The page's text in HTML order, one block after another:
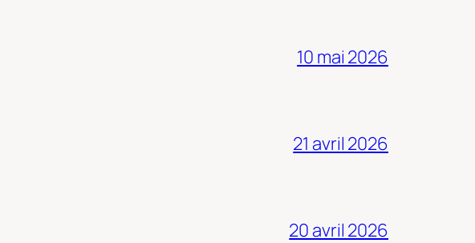
10 mai 2026
21 avril 2026
20 avril 2026